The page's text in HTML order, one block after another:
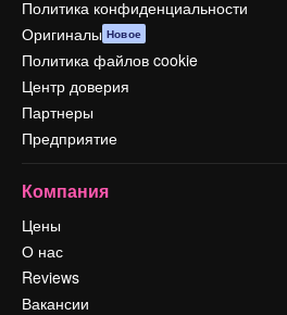
Политика конфиденциальности
Оригиналы Новое
Политика файлов cookie
Центр доверия
Партнеры
Предприятие
Компания
Цены
О нас
Reviews
Вакансии